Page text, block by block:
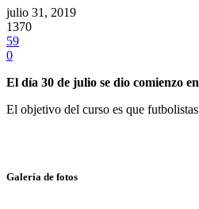
julio 31, 2019
1370
59
0
El día 30 de julio se dio comienzo
El objetivo del curso es que
Galería de fotos